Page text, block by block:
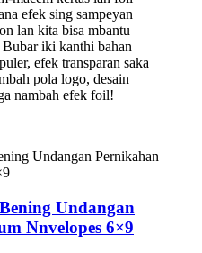
efek sing sampeyan
lan kita bisa mbantu
iki kanthi bahan
efek transparan saka
pola logo, desain
nambah efek foil!
Undangan
Nnvelopes 6×9